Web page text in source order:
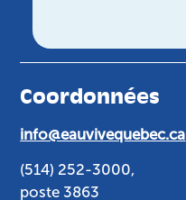
Coordonnées
info@eauvivequebec.ca
(514) 252-3000,
poste 3863